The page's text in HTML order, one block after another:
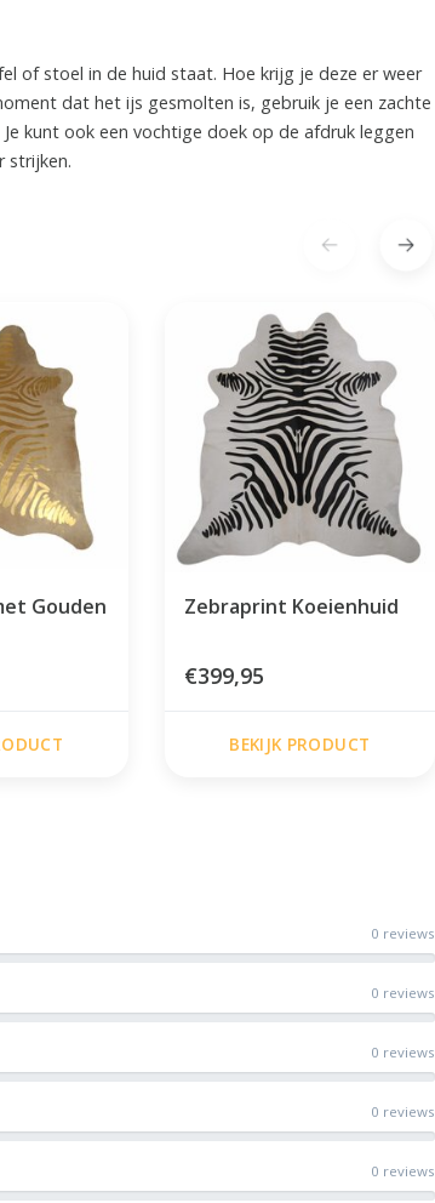
of stoel in de huid staat. Hoe krijg je deze er weer
dat het ijs gesmolten is, gebruik je een zachte
kunt ook een vochtige doek op de afdruk leggen
strijken.
Gouden
Zebraprint Koeienhuid
€399,95
BEKIJK PRODUCT
0 reviews
0 reviews
0 reviews
0 reviews
0 reviews